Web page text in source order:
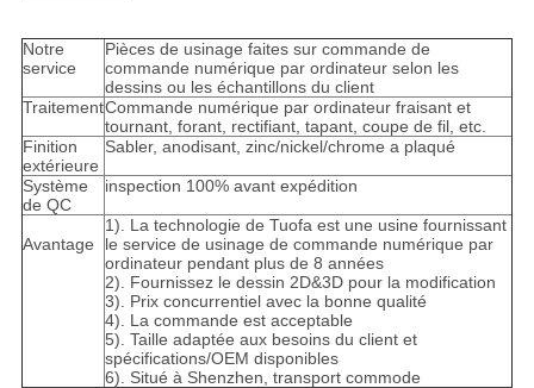
Notre
service
Pièces de usinage faites sur commande de
commande numérique par ordinateur selon les
dessins ou les échantillons du client
TraitementCommande numérique par ordinateur fraisant et
tournant, forant, rectifiant, tapant, coupe de fil, etc.
Finition
extérieure
Sabler, anodisant, zinc/nickel/chrome a plaqué
Système
de QC
inspection 100% avant expédition
Avantage
1). La technologie de Tuofa est une usine fournissant
le service de usinage de commande numérique par
ordinateur pendant plus de 8 années
2). Fournissez le dessin 2D&3D pour la modification
3). Prix concurrentiel avec la bonne qualité
4). La commande est acceptable
5). Taille adaptée aux besoins du client et
spécifications/OEM disponibles
6). Situé à Shenzhen, transport commode